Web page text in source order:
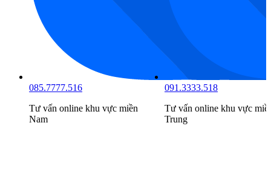
085.7777.516
Tư vấn online khu vực miền
Nam
091.3333.518
Tư vấn online khu vực
Trung